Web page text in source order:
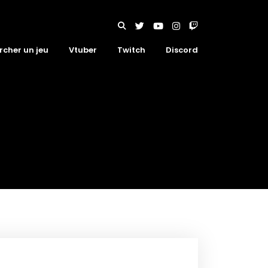
un jeu Vtuber Twitch Discord